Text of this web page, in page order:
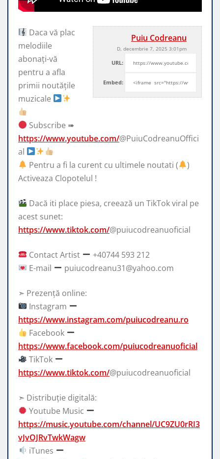
Puiu Codreanu
D, decembrie 7, 2025 3:01pm
URL:
Embed:
Daca vă plac
melodiile
abonați-vă
pentru a afla
primii noutățile
muzicale
Subscribe ➠
https://www.youtube.com/@PuiuCodreanuOffici
al
Pentru a fi la curent cu ultimele noutati (
)
Activeaza Clopotelul !
Dacă iti place piesa, creează un TikTok viral pe
acest sunet:
https://www.tiktok.com/@puiucodreanuoficial
Contact Artist
+40744 593 212
E-mail
puiucodreanu31@yahoo.com
➣ Prezență online:
Instagram
https://www.instagram.com/puiucodreanu.ro
Facebook
https://www.facebook.com/puiucodreanuoficial
TikTok
https://www.tiktok.com/@puiucodreanuoficial
➣ Distribuție digitală:
Youtube Music
https://music.youtube.com/channel/UC9ZU0rRI3
vJvOJRvTwkWagw
iTunes